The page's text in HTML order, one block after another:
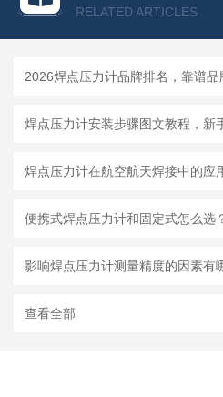
RELATED ARTICLES
查看全部